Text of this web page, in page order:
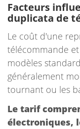
Facteurs
duplicata de
Le coût d'une
télécommande
modèles
généralement
tournant ou les
Le tarif
électroniques,